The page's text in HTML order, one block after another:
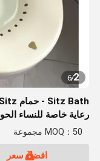
2
/
6
رعاية خاصة للنساء
MOQ：50 مجموعة
افضل سعر